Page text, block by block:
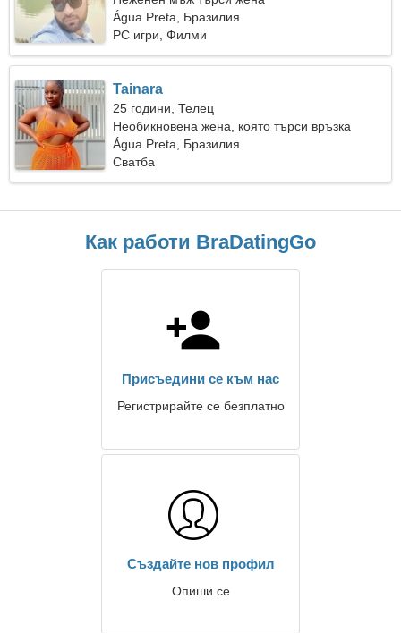
Água Preta, Бразилия
PC игри, Филми
Tainara
25 години, Телец
Необикновена жена, която търси връзка
Água Preta, Бразилия
Сватба
Как работи BraDatingGo
Присъедини се към нас
Регистрирайте се безплатно
Създайте нов профил
Опиши се